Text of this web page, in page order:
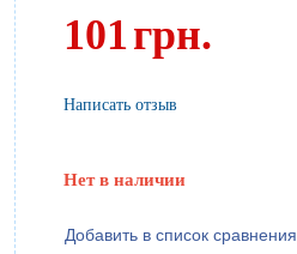
101грн.
Написать отзыв
Нет в наличии
Добавить в список сравнения